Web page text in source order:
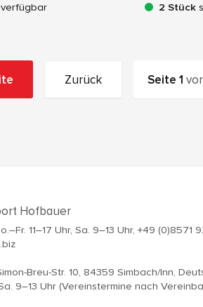
2 Stück
Zurück Seite1
Hofbauer
11–17 Uhr, Sa. 9–13 Uhr, +49 (0)8571
Breu-Str. 10, 84359 Simbach/Inn,
9–13 Uhr (Vereinstermine nach